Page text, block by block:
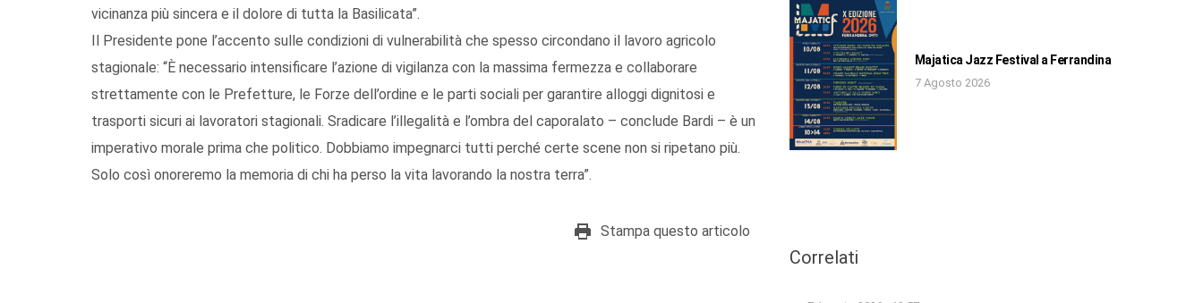
vicinanza più sincera e il dolore di tutta la Basilicata”.
Il Presidente pone l’accento sulle condizioni di vulnerabilità che spesso circondano il lavoro agricolo
stagionale: “È necessario intensificare l’azione di vigilanza con la massima fermezza e collaborare
strettamente con le Prefetture, le Forze dell’ordine e le parti sociali per garantire alloggi dignitosi e
trasporti sicuri ai lavoratori stagionali. Sradicare l’illegalità e l’ombra del caporalato – conclude Bardi – è un
imperativo morale prima che politico. Dobbiamo impegnarci tutti perché certe scene non si ripetano più.
Solo così onoreremo la memoria di chi ha perso la vita lavorando la nostra terra”.
Stampa questo articolo
Majatica Jazz Festival a Ferrandina
7 Agosto 2026
Correlati